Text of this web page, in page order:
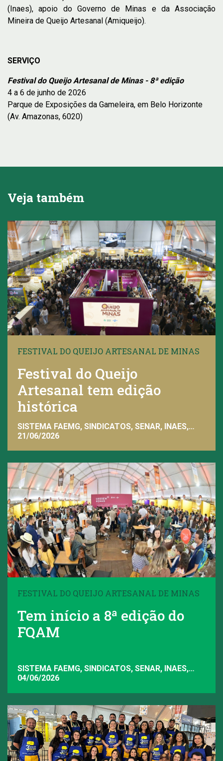
(Inaes), apoio do Governo de Minas e da Associação
Mineira de Queijo Artesanal (Amiqueijo).
SERVIÇO
Festival do Queijo Artesanal de Minas - 8ª edição
4 a 6 de junho de 2026
Parque de Exposições da Gameleira, em Belo Horizonte
(Av. Amazonas, 6020)
Veja também
FESTIVAL DO QUEIJO ARTESANAL DE MINAS
Festival do Queijo
Artesanal tem edição
histórica
SISTEMA FAEMG, SINDICATOS, SENAR, INAES,
FAEMG
21/06/2026
FESTIVAL DO QUEIJO ARTESANAL DE MINAS
Tem início a 8ª edição do
FQAM
SISTEMA FAEMG, SINDICATOS, SENAR, INAES,
FAEMG
04/06/2026